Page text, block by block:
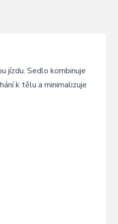
jízdu. Sedlo kombinuje
k tělu a minimalizuje